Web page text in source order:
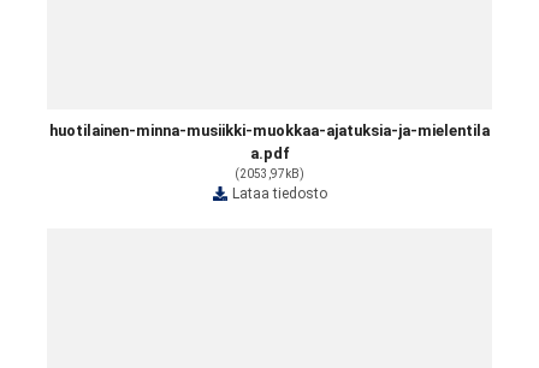
huotilainen-minna-musiikki-muokkaa-ajatuksia-ja-mielentila
a.pdf
(2053,97kB)
Lataa tiedosto